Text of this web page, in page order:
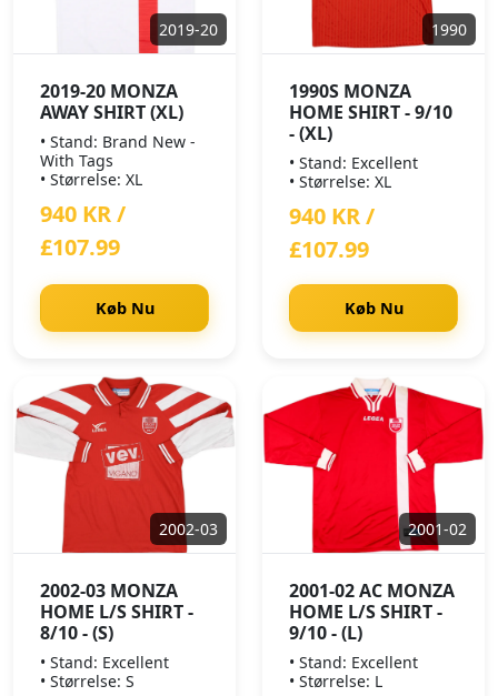
2019-20
2019-20 MONZA
AWAY SHIRT (XL)
• Stand: Brand New -
With Tags
• Størrelse: XL
940 KR /
£107.99
Køb Nu
1990
1990S MONZA
HOME SHIRT - 9/10
- (XL)
• Stand: Excellent
• Størrelse: XL
940 KR /
£107.99
Køb Nu
2002-03
2002-03 MONZA
HOME L/S SHIRT -
8/10 - (S)
• Stand: Excellent
• Størrelse: S
2001-02
2001-02 AC MONZA
HOME L/S SHIRT -
9/10 - (L)
• Stand: Excellent
• Størrelse: L